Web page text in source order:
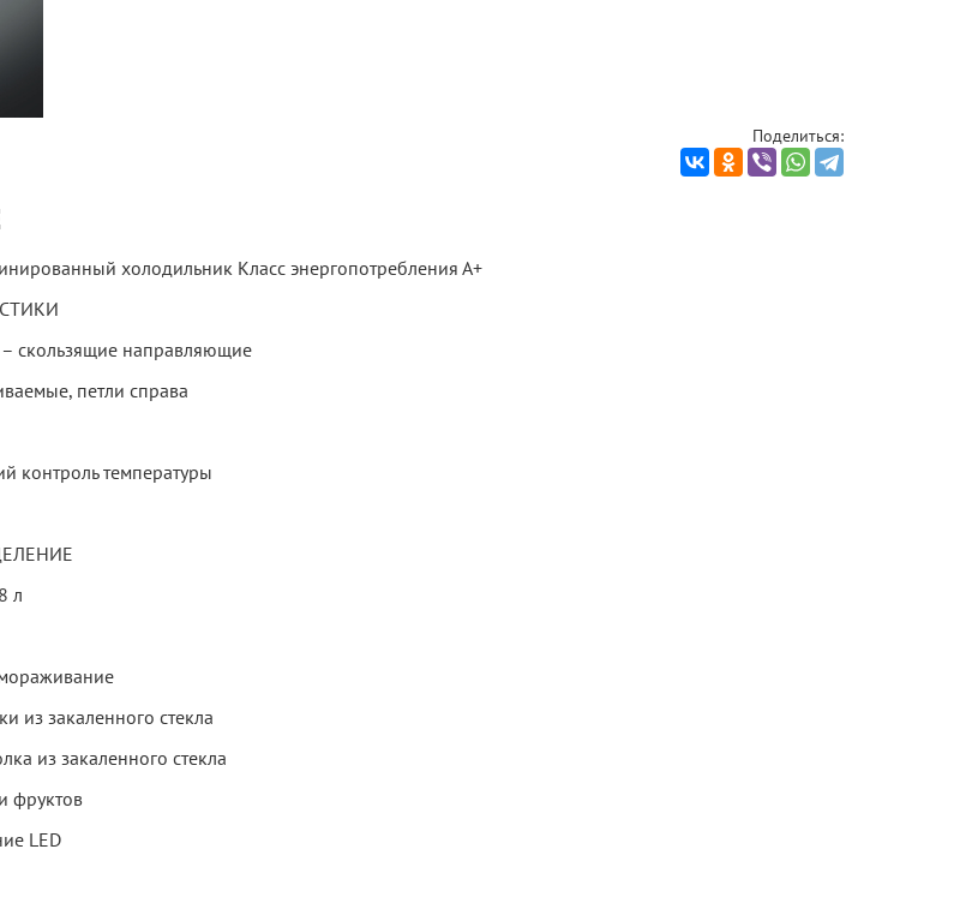
Поделиться:
холодильник Класс энергопотребления А+
скользящие направляющие
петли справа
контроль температуры
л
из закаленного стекла
из закаленного стекла
фруктов
LED